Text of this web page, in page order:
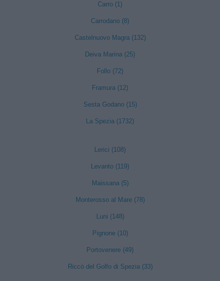
Carro (1)
Carrodano (8)
Castelnuovo Magra (132)
Deiva Marina (25)
Follo (72)
Framura (12)
Sesta Godano (15)
La Spezia (1732)
Lerici (108)
Levanto (119)
Maissana (5)
Monterosso al Mare (78)
Luni (148)
Pignone (10)
Portovenere (49)
Riccò del Golfo di Spezia (33)